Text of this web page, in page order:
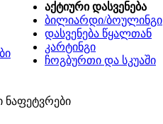
აქტიური დასვენება
ბილიარდი/ბოულინგი
დასვენება წყალთან
კარტინგი
ჩოგბურთი და სკუაში
ნაფეტვრები